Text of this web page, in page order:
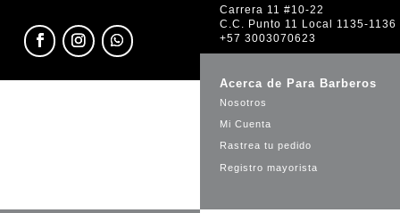
Carrera 11 #10-22
C.C. Punto 11 Local 1135-1136
+57 3003070623
Acerca de Para Barberos
Nosotros
Mi Cuenta
Rastrea tu pedido
Registro mayorista